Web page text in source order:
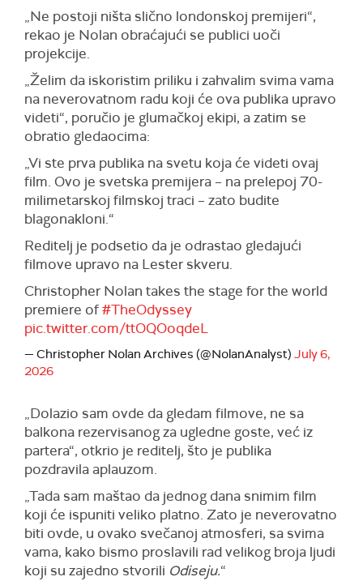
„Ne postoji ništa slično londonskoj premijeri“,
rekao je Nolan obraćajući se publici uoči
projekcije.
„Želim da iskoristim priliku i zahvalim svima vama
na neverovatnom radu koji će ova publika upravo
videti“, poručio je glumačkoj ekipi, a zatim se
obratio gledaocima:
„Vi ste prva publika na svetu koja će videti ovaj
film. Ovo je svetska premijera – na prelepoj 70-
milimetarskoj filmskoj traci – zato budite
blagonakloni.“
Reditelj je podsetio da je odrastao gledajući
filmove upravo na Lester skveru.
Christopher Nolan takes the stage for the world
premiere of#TheOdyssey
pic.twitter.com/ttOQOoqdeL
— Christopher Nolan Archives (@NolanAnalyst) July 6,
2026
„Dolazio sam ovde da gledam filmove, ne sa
balkona rezervisanog za ugledne goste, već iz
partera“, otkrio je reditelj, što je publika
pozdravila aplauzom.
„Tada sam maštao da jednog dana snimim film
koji će ispuniti veliko platno. Zato je neverovatno
biti ovde, u ovako svečanoj atmosferi, sa svima
vama, kako bismo proslavili rad velikog broja ljudi
koji su zajedno stvorili Odiseju.“